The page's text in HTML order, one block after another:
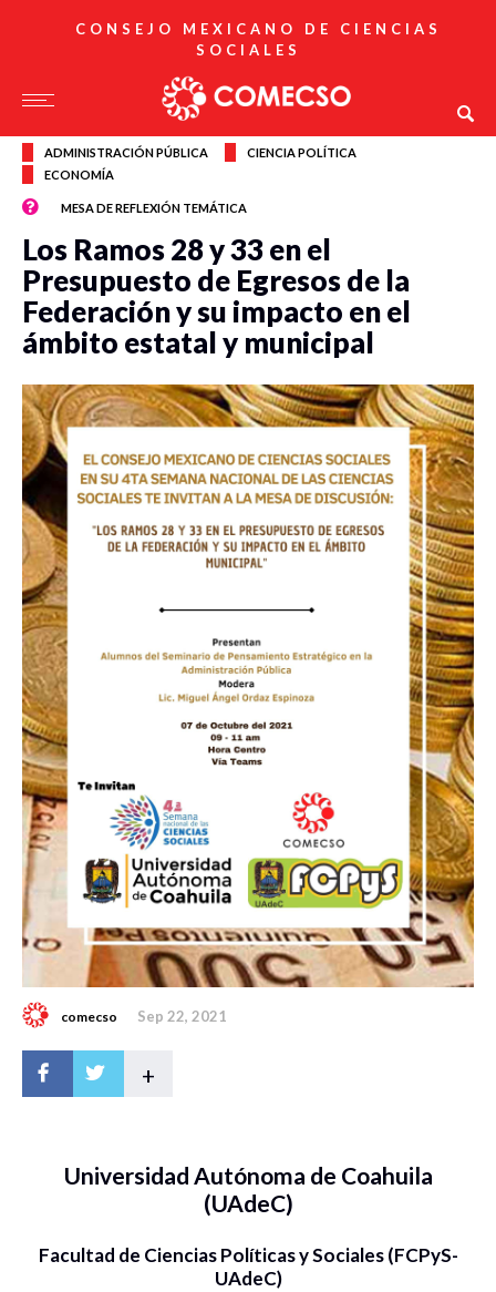
CONSEJO MEXICANO DE CIENCIAS
SOCIALES
ADMINISTRACIÓN PÚBLICA
CIENCIA POLÍTICA
ECONOMÍA
MESA DE REFLEXIÓN TEMÁTICA
Los Ramos 28 y 33 en el
Presupuesto de Egresos de la
Federación y su impacto en el
ámbito estatal y municipal
comecso Sep 22, 2021
+
Universidad Autónoma de Coahuila
(UAdeC)
Facultad de Ciencias Políticas y Sociales (FCPyS-
UAdeC)